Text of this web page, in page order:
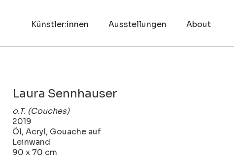
Künstler:innen Ausstellungen About
Laura Sennhauser
o.T. (Couches)
2019
Öl, Acryl, Gouache auf
Leinwand
90 x 70 cm